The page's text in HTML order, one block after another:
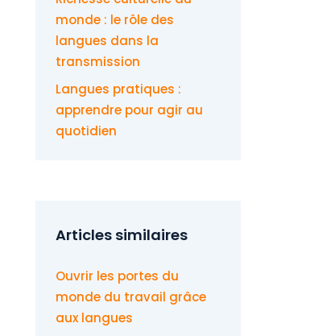
monde : le rôle des
langues dans la
transmission
Langues pratiques :
apprendre pour agir au
quotidien
Articles similaires
Ouvrir les portes du
monde du travail grâce
aux langues